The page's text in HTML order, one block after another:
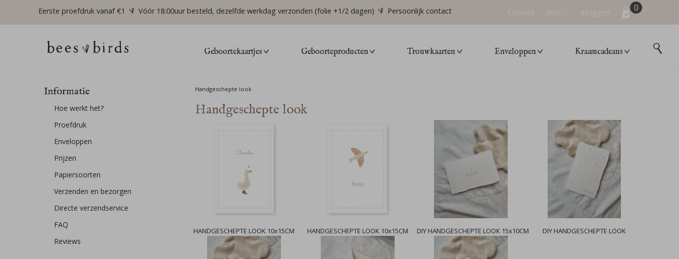
Eerste proefdruk vanaf €1 Vóór 18:00uur besteld, dezelfde werkdag verzonden (folie +1/2 dagen) Persoonlijk contact Contact Info Inloggen 0
Geboortekaartjes Geboorteproducten Trouwkaarten Enveloppen Kraamcadeaus
Informatie
Hoe werkt het?
Proefdruk
Enveloppen
Prijzen
Papiersoorten
Verzenden en bezorgen
Directe verzendservice
FAQ
Reviews
Handgeschepte look
Handgeschepte look
HANDGESCHEPTE LOOK 10x15CM HANDGESCHEPTE LOOK 10x15CM DIY HANDGESCHEPTE LOOK 15x10CM DIY HANDGESCHEPTE LOOK